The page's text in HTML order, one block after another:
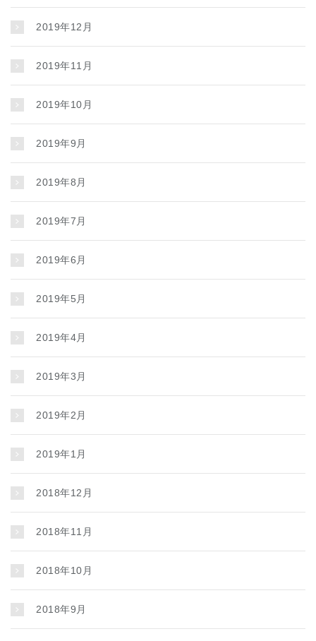
2019年12月
2019年11月
2019年10月
2019年9月
2019年8月
2019年7月
2019年6月
2019年5月
2019年4月
2019年3月
2019年2月
2019年1月
2018年12月
2018年11月
2018年10月
2018年9月